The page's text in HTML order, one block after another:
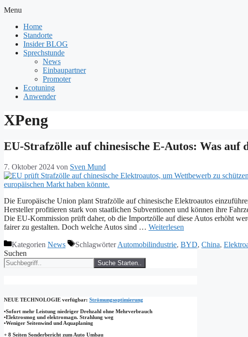
Menu
Home
Standorte
Insider BLOG
Sprechstunde
News
Einbaupartner
Promoter
Ecotuning
Anwender
XPeng
EU-Strafzölle auf chinesische E-Autos: Was
7. Oktober 2024 von Sven Mund
Die Europäische Union plant Strafzölle auf chinesische Elektroautos
Hersteller profitieren stark von staatlichen Subventionen und können ihre
Die EU-Kommission prüft daher, ob die Importzölle auf diese Autos erhöht
fairer zu gestalten. Doch welche Autos sind … Weiterlesen
Kategorien News SchlagwörterAutomobilindustrie, BYD, China,
Suchen
Suche Starten..
NEUE TECHNOLOGIE verfügbar: Strömungsoptimierung
•Sofort mehr Leistung niedriger Drehzahl ohne Mehrverbrauch
•Elektrosmog und elektromagn. Strahlung weg
•​Weniger Seitenwind und Aquaplaning
+ 8 Seiten Sonderbericht zum Auto Umbau